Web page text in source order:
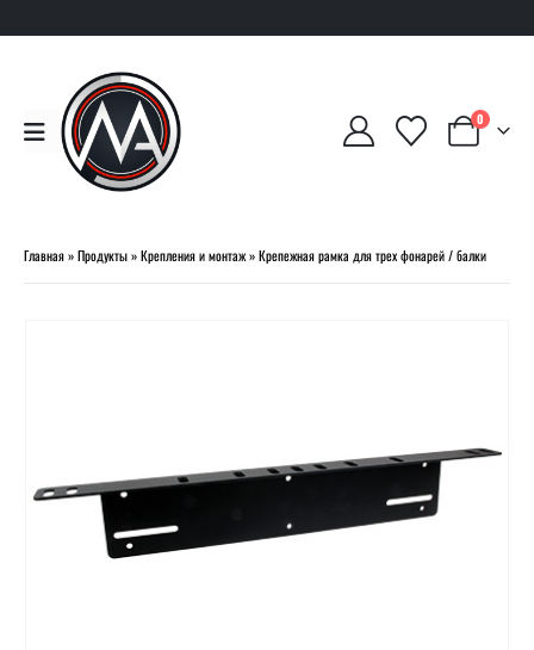
0
Главная»Продукты»Крепления и монтаж»Крепежная рамка для трех фонарей / балки